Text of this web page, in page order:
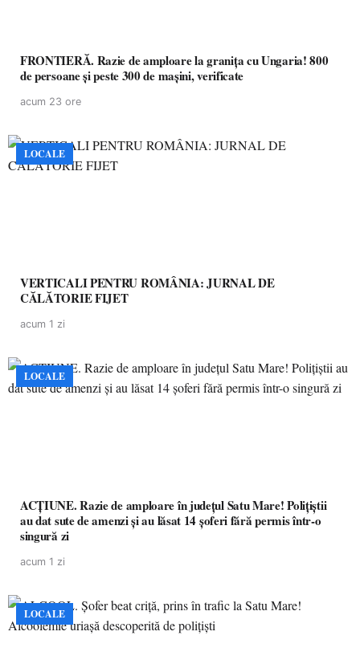
FRONTIERĂ. Razie de amploare la granița cu Ungaria! 800
de persoane și peste 300 de mașini, verificate
acum 23 ore
LOCALE
VERTICALI PENTRU ROMÂNIA: JURNAL DE
CĂLĂTORIE FIJET
acum 1 zi
LOCALE
ACȚIUNE. Razie de amploare în județul Satu Mare! Polițiștii
au dat sute de amenzi și au lăsat 14 șoferi fără permis într-o
singură zi
acum 1 zi
LOCALE